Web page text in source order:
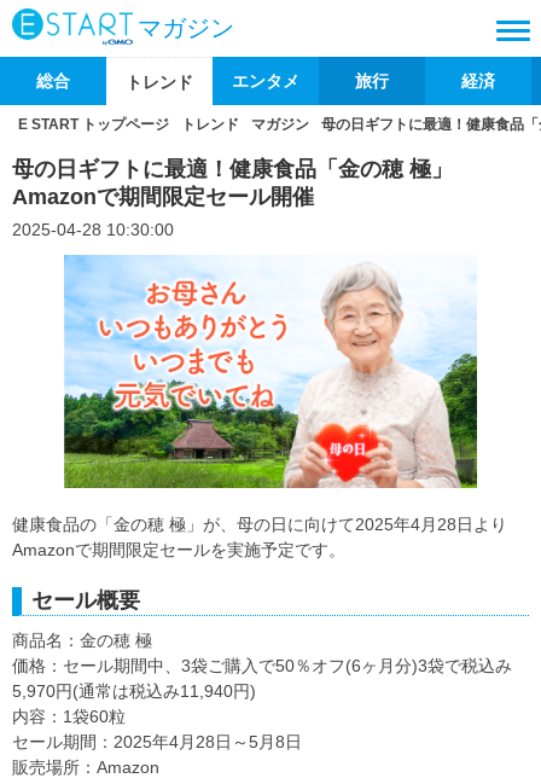
マガジン
総合 トレンド エンタメ 旅行 経済
E START トップページ トレンド マガジン 母の日ギフトに最適！健康食品
母の日ギフトに最適！健康食品「金の穂 極」
Amazonで期間限定セール開催
2025-04-28 10:30:00
健康食品の「金の穂 極」が、母の日に向けて2025年4月28日より
Amazonで期間限定セールを実施予定です。
セール概要
商品名：金の穂 極
価格：セール期間中、3袋ご購入で50％オフ(6ヶ月分)3袋で税込み
5,970円(通常は税込み11,940円)
内容：1袋60粒
セール期間：2025年4月28日～5月8日
販売場所：Amazon